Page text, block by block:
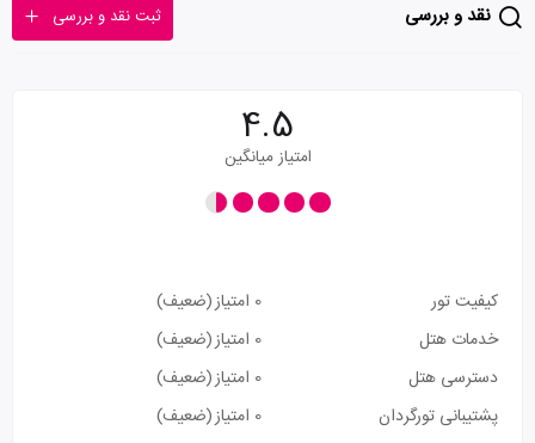
نقد و بررسی ثبت نقد و بررسی
4.5
امتیاز میانگین
کیفیت تور 0 امتیاز
(ضعیف)
خدمات هتل
0 امتیاز
(ضعیف)
دسترسی هتل
0 امتیاز
(ضعیف)
پشتیبانی تورگردان
0 امتیاز (ضعیف)